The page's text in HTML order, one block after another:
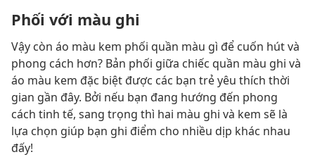
Phối với màu ghi
Vậy còn áo màu kem phối quần màu gì để cuốn hút và
phong cách hơn? Bản phối giữa chiếc quần màu ghi và
áo màu kem đặc biệt được các bạn trẻ yêu thích thời
gian gần đây. Bởi nếu bạn đang hướng đến phong
cách tinh tế, sang trọng thì hai màu ghi và kem sẽ là
lựa chọn giúp bạn ghi điểm cho nhiều dịp khác nhau
đấy!